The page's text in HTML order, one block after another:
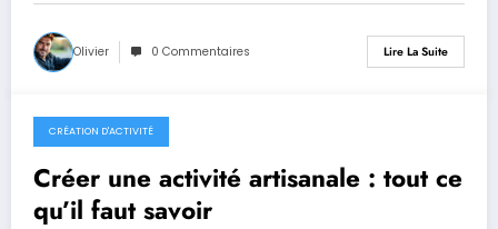
Olivier 0 Commentaires Lire La Suite
29 juin 2026
CRÉATION D'ACTIVITÉ
Créer une activité artisanale : tout ce
qu’il faut savoir